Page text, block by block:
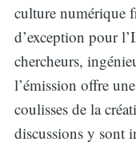
culture numérique
d’exception pour
chercheurs,
l’émission offre
coulisses de la
discussions y sont